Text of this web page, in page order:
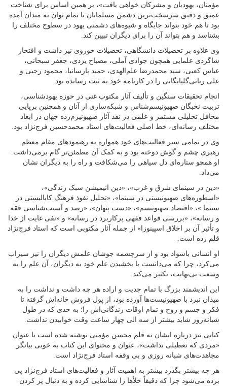
مؤمنان، یهودیان و مشرکان خواهی یافت»، بر همین اساس برای شناخت
عمیق و دقیق سرسخت‌ترین دشمن مسلمانان با تمام توان به میدان آمده
بود تا هم خود بتواند جایگاه و شیوه‌های دشمنی‌ یهود در سطوح مختلف را
بشناسد و هم بتواند آن را برای دیگران تبیین کند.
وی علاوه بر تحصیلات دانشگاهی، تحصیلات حوزوی نیز داشت و افتخار
شاگردی علمایی همچون جوادی آملی، مصباح یزدی، جعفر سبحانی،
عباس کعبی، سید محمدرضا علم‌الهدی، حمید پارسانیا، محمود رجبی و
علی ربانی‌گلپایگانی را در کارنامه خود به ثبت رسانده بود.
انجام تحقیقات سنگین و تألیف آثار مکتوب غنی در حوزه یهودشناسی،
تربیت نخبگان صهیونیسم‌شناس و شبکه‌سازی از آنان و همچنین برپایی
محافل تحلیلی مستمر و علمی در نقد آثار صهیونیزم‌زده جهان در ابعاد
مختلف رسانه‌ای، خط اصلی فعالیت‌های استاد محمدحسین فرج‌نژاد بود.
وی در تمامی سیر فعالیت‌های خود همواره به رهنمودهای مقام معظم
رهبری چشم و گوش دوخته بود و به کمک آن مطمئن‌تر گام برمی‌داشت.
او همچو ستاره‌ای دل سیاهی را می‌شکافت و راه را به دیگران نشان
می‌داد.
«دین در سینمای شرق و غرب»، «دین انیمیشن سبک زندگی»،
«اسطوره‌های صهیونیستی در سینما»، «تحلیل نفوذ فرهنگ کابالیستی در
سینما »، «اقتصاد صهیونیسم»، «دست پنهان»، «رصد و آسیب‌شناسی فقه
و رسانه»، «بررسی قواعد فقهی پرکاربرد در رسانه» و «نفی غایت از خدا
و تأثیر آن بر اخلاق اسپینوزا» از جمله آثار مکتوبی است که استاد فرج‌نژاد
قلم زده است.
او انسانی باسواد بود و از سرچشمه جوشان علمش دیگران را نیز سیراب
می‌کرد، چرا که می‌دانست با بخشیدن علم خود به دیگران، آن علم را به
وسعت بی‌نهایت، تکثیر می‌کند.
این اندیشمند بزرگ با تمام جدیت و اراده هر چه داشت و نداشت را به
میدان نبرد با صهیونیست‌ها آورده بود، از پول فروش خانه‌اش گرفته تا
فکر و جسم و روح و تمام اوقات زندگانی‌اش را؛ به حدی که در طول
شبانه‌روز شاید بیشتر از سه الی چهار ساعت وقت خوابیدن نداشت.
کتابی نیز درباره ایشان به قلم محسن مؤمنی نوشته شده است با عنوان
«مردی که تعطیلی نداشت»، عنوان و محتوای این کتاب به خوبی بیانگر
مجاهدت‌های شبانه روزی و بی ‎وقفه استاد فرج‌نژاد است.
هر چه بیشتر بگذرد بیشتر به اهمیت آثار و فعالیت‌های استاد فرج‌نژاد پی
برده می‌شود چرا که دقیقاً خلأها را شناسایی کرده و به دنبال پر کردن